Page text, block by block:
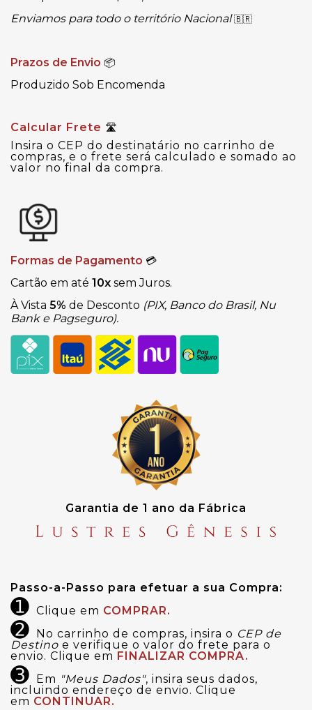
Enviamos para todo o território Nacional🇧🇷
Prazos de Envio 📦
Produzido Sob Encomenda
Calcular Frete 🛣
Insira o CEP do destinatário no carrinho de
compras, e o frete será calculado e somado ao
valor no final da compra.
Formas de Pagamento 💳
Cartão em até 10x sem Juros.
À Vista 5% de Desconto (PIX, Banco do Brasil, Nu
Bank e Pagseguro).
Garantia de 1 ano da Fábrica
Passo-a-Passo para efetuar a sua Compra:
➊ Clique em COMPRAR.
➋ No carrinho de compras, insira o CEP de
Destino e verifique o valor do frete para o
envio. Clique em FINALIZAR COMPRA.
➌ Em "Meus Dados", insira seus dados,
incluindo endereço de envio. Clique
em CONTINUAR.